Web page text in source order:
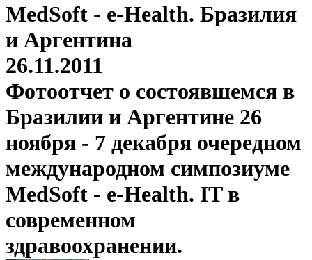
MedSoft - e-Health. Бразилия
и Аргентина
26.11.2011
Фотоотчет о состоявшемся в
Бразилии и Аргентине 26
ноября - 7 декабря очередном
международном симпозиуме
MedSoft - e-Health. IT в
современном
здравоохранении.